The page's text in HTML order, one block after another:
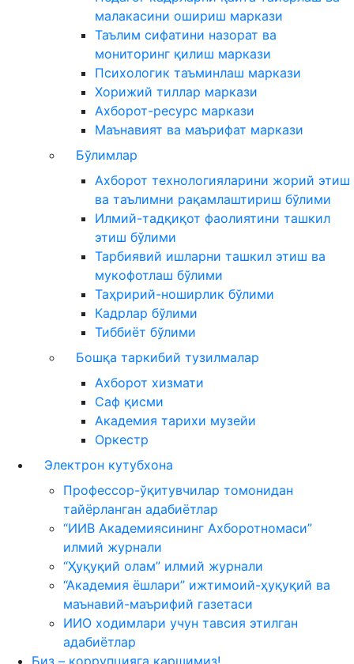
малакасини ошириш маркази
Таълим сифатини назорат ва
мониторинг қилиш маркази
Психологик таъминлаш маркази
Хорижий тиллар маркази
Ахборот-ресурс маркази
Маънавият ва маърифат маркази
Бўлимлар
Ахборот технологияларини жорий этиш
ва таълимни рақамлаштириш бўлими
Илмий-тадқиқот фаолиятини ташкил
этиш бўлими
Тарбиявий ишларни ташкил этиш ва
мукофотлаш бўлими
Таҳририй-ноширлик бўлими
Кадрлар бўлими
Тиббиёт бўлими
Бошқа таркибий тузилмалар
Ахборот хизмати
Саф қисми
Академия тарихи музейи
Оркестр
Электрон кутубхона
Профессор-ўқитувчилар томонидан
тайёрланган адабиётлар
“ИИВ Академиясининг Ахборотномаси”
илмий журнали
“Ҳуқуқий олам” илмий журнали
“Академия ёшлари” ижтимоий-ҳуқуқий ва
маънавий-маърифий газетаси
ИИО ходимлари учун тавсия этилган
адабиётлар
Биз – коррупцияга қаршимиз!